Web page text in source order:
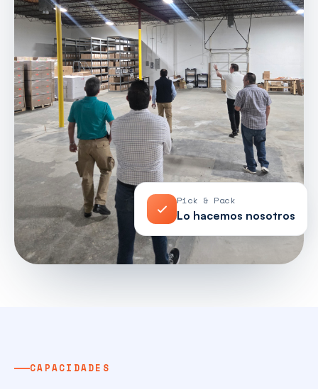
Pick & Pack
Lo hacemos nosotros
CAPACIDADES